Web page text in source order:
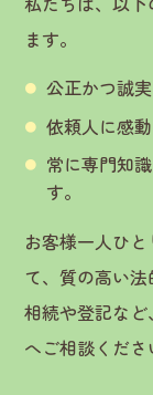
ます。
公正かつ誠
依頼人に感
常に専門知
す。
お客様一人ひ
て、質の高い法
相続や登記な
へご相談くださ